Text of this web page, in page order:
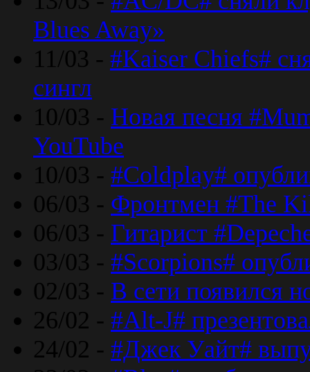
Blues Away»
11/03 - #Kaiser Chiefs#
сингл
10/03 - Новая песня
YouTube
10/03 - #Coldplay#
06/03 - Фронтмен #The
06/03 - Гитарист
03/03 - #Scorpions#
02/03 - В сети появился
26/02 - #Alt-J#
24/02 - #Джек Уайт#